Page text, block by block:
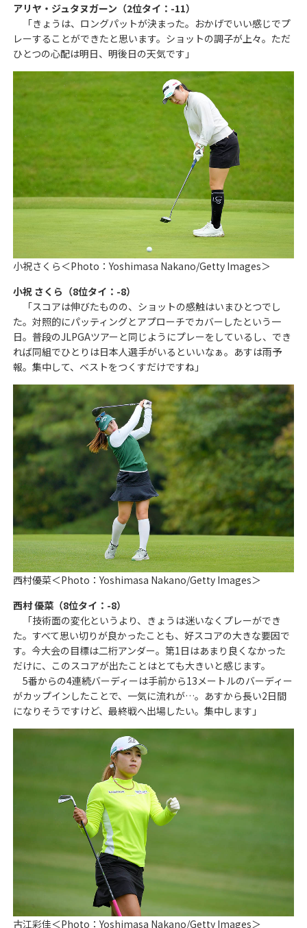
アリヤ・ジュタヌガーン（2位タイ：-11）
「きょうは、ロングパットが決まった。おかげでいい感じでプ
レーすることができたと思います。ショットの調子が上々。ただ
ひとつの心配は明日、明後日の天気です」
小祝さくら＜Photo：Yoshimasa Nakano/Getty Images＞
小祝 さくら（8位タイ：-8）
「スコアは伸びたものの、ショットの感触はいまひとつでし
た。対照的にパッティングとアプローチでカバーしたという一
日。普段のJLPGAツアーと同じようにプレーをしているし、でき
れば同組でひとりは日本人選手がいるといいなぁ。あすは雨予
報。集中して、ベストをつくすだけですね」
西村優菜＜Photo：Yoshimasa Nakano/Getty Images＞
西村 優菜（8位タイ：-8）
「技術面の変化というより、きょうは迷いなくプレーができ
た。すべて思い切りが良かったことも、好スコアの大きな要因で
す。今大会の目標は二桁アンダー。第1日はあまり良くなかった
だけに、このスコアが出たことはとても大きいと感じます。
5番からの4連続バーディーは手前から13メートルのバーディー
がカップインしたことで、一気に流れが…。あすから長い2日間
になりそうですけど、最終戦へ出場したい。集中します」
古江彩佳＜Photo：Yoshimasa Nakano/Getty Images＞